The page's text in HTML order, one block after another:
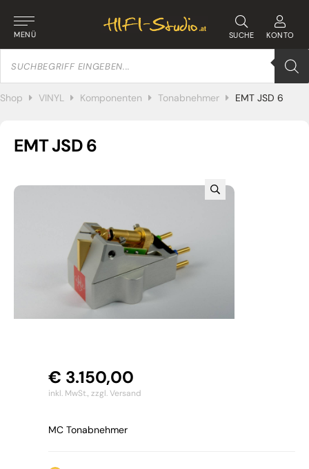
MENÜ SUCHE KONTO
Products
search
Shop VINYL Komponenten Tonabnehmer EMT JSD 6
EMT JSD 6
€ 3.150,00
inkl. MwSt.,zzgl. Versand
MC Tonabnehmer